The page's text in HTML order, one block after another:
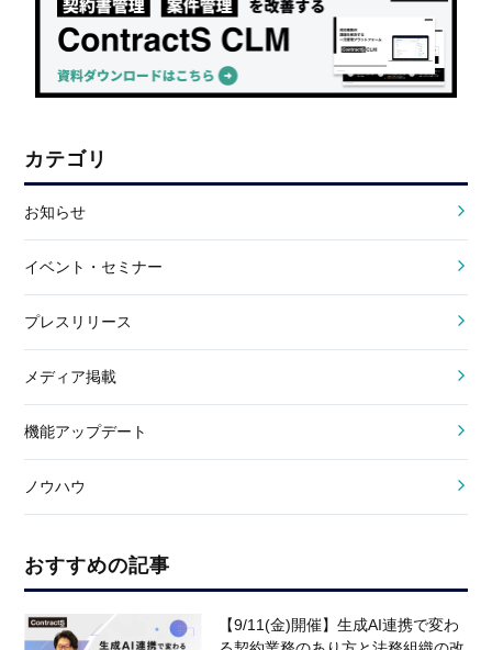
カテゴリ
お知らせ
イベント・セミナー
プレスリリース
メディア掲載
機能アップデート
ノウハウ
おすすめの記事
【9/11(金)開催】生成AI連携で変わ